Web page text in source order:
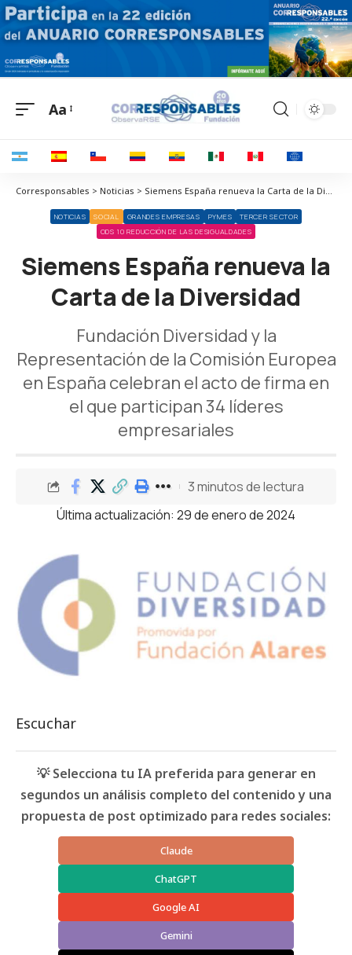
Aa
Corresponsables > Noticias > Siemens España renueva la Carta de la Diversidad
NOTICIAS SOCIAL GRANDES EMPRESAS PYMES
TERCER SECTOR
ODS 10 REDUCCIÓN DE LAS DESIGUALDADES
Siemens España renueva la
Carta de la Diversidad
Fundación Diversidad y la
Representación de la Comisión Europea
en España celebran el acto de firma en
el que participan 34 líderes
empresariales
Última actualización: 29 de enero de 2024
3 minutos de lectura
Escuchar
💡 Selecciona tu IA preferida para generar en
segundos un análisis completo del contenido y una
propuesta de post optimizado para redes sociales:
Claude
ChatGPT
Google AI
Gemini